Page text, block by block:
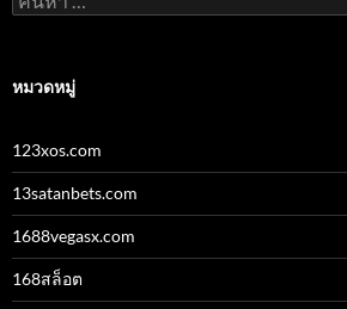
สำหรับ:
หมวดหมู่
123xos.com
13satanbets.com
1688vegasx.com
168สล็อต